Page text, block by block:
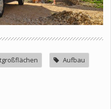
Aufbau